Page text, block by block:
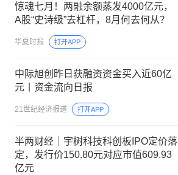
惊魂七月！两融余额蒸发4000亿元，
A股“史诗级”去杠杆，8月何去何从？
华夏时报 打开APP
中际旭创昨日获融资资金买入近60亿
元丨资金流向日报
21世纪经济报道 打开APP
半两财经｜宇树科技科创板IPO定价落
定，发行价150.80元对应市值609.93
亿元